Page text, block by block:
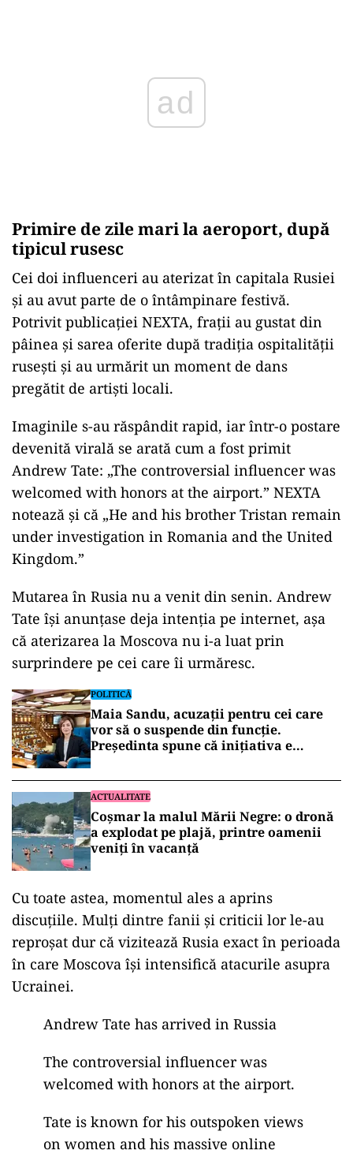
Primire de zile mari la aeroport, după
tipicul rusesc
Cei doi influenceri au aterizat în capitala Rusiei
și au avut parte de o întâmpinare festivă.
Potrivit publicației NEXTA, frații au gustat din
pâinea și sarea oferite după tradiția ospitalității
rusești și au urmărit un moment de dans
pregătit de artiști locali.
Imaginile s-au răspândit rapid, iar într-o postare
devenită virală se arată cum a fost primit
Andrew Tate: „The controversial influencer was
welcomed with honors at the airport.” NEXTA
notează și că „He and his brother Tristan remain
under investigation in Romania and the United
Kingdom.”
Mutarea în Rusia nu a venit din senin. Andrew
Tate își anunțase deja intenția pe internet, așa
că aterizarea la Moscova nu i-a luat prin
surprindere pe cei care îi urmăresc.
POLITICĂ
Maia Sandu, acuzații pentru cei care
vor să o suspende din funcție.
Președinta spune că inițiativa e
ACTUALITATE
Coșmar la malul Mării Negre: o dronă
a explodat pe plajă, printre oamenii
veniți în vacanță
Cu toate astea, momentul ales a aprins
discuțiile. Mulți dintre fanii și criticii lor le-au
reproșat dur că vizitează Rusia exact în perioada
în care Moscova își intensifică atacurile asupra
Ucrainei.
Andrew Tate has arrived in Russia
The controversial influencer was
welcomed with honors at the airport.
Tate is known for his outspoken views
on women and his massive online